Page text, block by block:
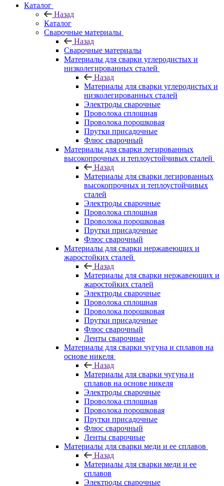
Каталог
Назад
Каталог
Сварочные материалы
Назад
Сварочные материалы
Материалы для сварки углеродистых и
низколегированных сталей
Назад
Материалы для сварки углеродистых и
низколегированных сталей
Электроды сварочные
Проволока сплошная
Проволока порошковая
Прутки присадочные
Флюс сварочный
Материалы для сварки легированных
высокопрочных и теплоустойчивых сталей
Назад
Материалы для сварки легированных
высокопрочных и теплоустойчивых
сталей
Электроды сварочные
Проволока сплошная
Проволока порошковая
Прутки присадочные
Флюс сварочный
Материалы для сварки нержавеющих и
жаростойких сталей
Назад
Материалы для сварки нержавеющих и
жаростойких сталей
Электроды сварочные
Проволока сплошная
Проволока порошковая
Прутки присадочные
Флюс сварочный
Ленты сварочные
Материалы для сварки чугуна и сплавов на
основе никеля
Назад
Материалы для сварки чугуна и
сплавов на основе никеля
Электроды сварочные
Проволока сплошная
Проволока порошковая
Прутки присадочные
Флюс сварочный
Ленты сварочные
Материалы для сварки меди и ее сплавов
Назад
Материалы для сварки меди и ее
сплавов
Электроды сварочные